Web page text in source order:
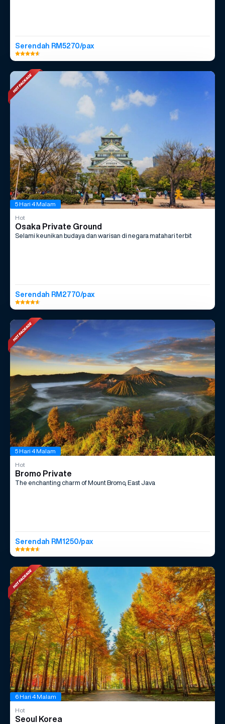
Serendah RM5270/pax
5 Hari 4 Malam
Hot
Osaka Private Ground
Selami keunikan budaya dan warisan di negara matahari terbit
Serendah RM2770/pax
5 Hari 4 Malam
Hot
Bromo Private
The enchanting charm of Mount Bromo, East Java
Serendah RM1250/pax
6 Hari 4 Malam
Hot
Seoul Korea